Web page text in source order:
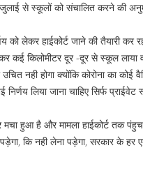
से स्कूलों को संचालित करने की
लेकर हाईकोर्ट जाने की तैयारी कर
कई किलोमीटर दूर -दूर से स्कूल
नही होगा क्योंकि कोरोना का
निर्णय लिया जाना चाहिए सिर्फ
हुआ है और मामला हाईकोर्ट तक
कि नही लेना पड़ेगा, सरकार के